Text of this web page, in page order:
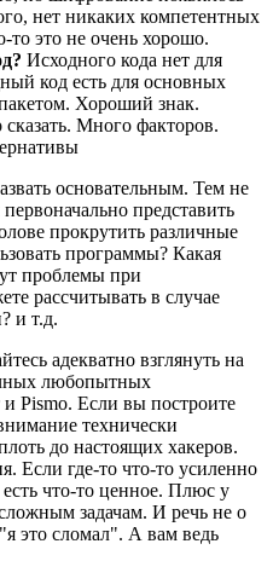
нет никаких компетентных
то это не очень хорошо.
Исходного кода нет для
код есть для основных
Хороший знак.
Много факторов.
основательным. Тем не
представить
прокрутить различные
программы? Какая
проблемы при
рассчитывать в случае
и т.д.
адекватно взглянуть на
любопытных
и Pismo. Если вы построите
технически
до настоящих хакеров.
Если где-то что-то усиленно
есть что-то ценное. Плюс у
задачам. И речь не о
это сломал". А вам ведь